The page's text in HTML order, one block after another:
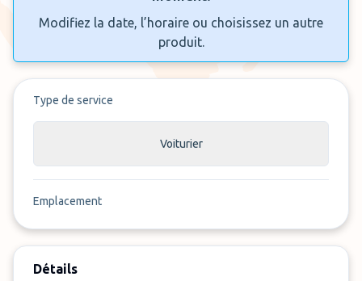
Modifiez la date, l’horaire ou choisissez un autre
produit.
Type de service
Voiturier
Emplacement
Détails